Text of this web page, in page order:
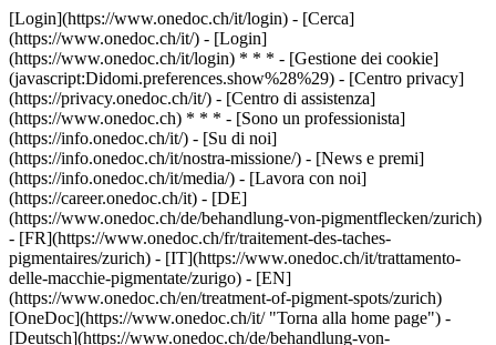
[Login](https://www.onedoc.ch/it/login) - [Cerca]
(https://www.onedoc.ch/it/) - [Login]
(https://www.onedoc.ch/it/login) * * * - [Gestione dei cookie]
(javascript:Didomi.preferences.show%28%29) - [Centro privacy]
(https://privacy.onedoc.ch/it/) - [Centro di assistenza]
(https://www.onedoc.ch) * * * - [Sono un professionista]
(https://info.onedoc.ch/it/) - [Su di noi]
(https://info.onedoc.ch/it/nostra-missione/) - [News e premi]
(https://info.onedoc.ch/it/media/) - [Lavora con noi]
(https://career.onedoc.ch/it) - [DE]
(https://www.onedoc.ch/de/behandlung-von-pigmentflecken/zurich)
- [FR](https://www.onedoc.ch/fr/traitement-des-taches-
pigmentaires/zurich) - [IT](https://www.onedoc.ch/it/trattamento-
delle-macchie-pigmentate/zurigo) - [EN]
(https://www.onedoc.ch/en/treatment-of-pigment-spots/zurich)
[OneDoc](https://www.onedoc.ch/it/ "Torna alla home page") -
[Deutsch](https://www.onedoc.ch/de/behandlung-von-